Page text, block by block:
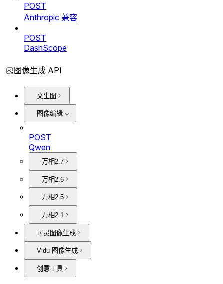
POST
Anthropic 兼容
POST
DashScope
图像生成 API
文生图
图像编辑
POST
Qwen
万相2.7
万相2.6
万相2.5
万相2.1
可灵图像生成
Vidu 图像生成
创意工具